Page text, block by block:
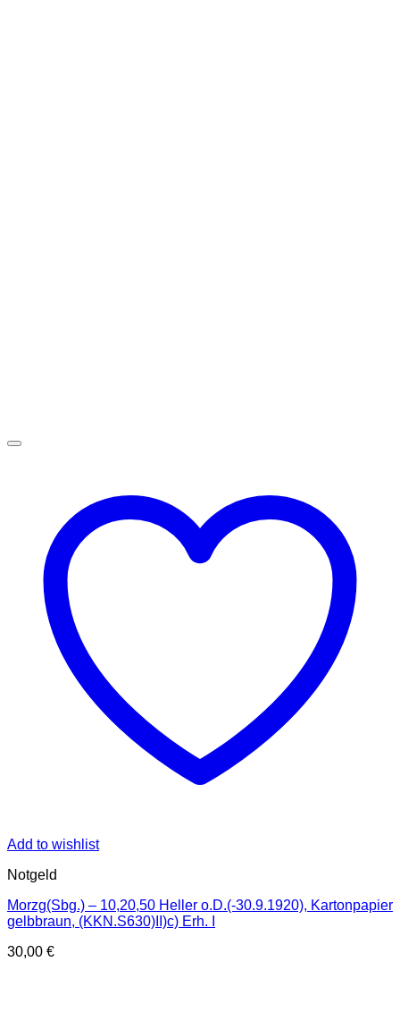
Add to wishlist
Notgeld
Morzg(Sbg.) – 10,20,50 Heller o.D.(-30.9.1920), Kartonpapier
gelbbraun, (KKN.S630)II)c) Erh. I
30,00 €